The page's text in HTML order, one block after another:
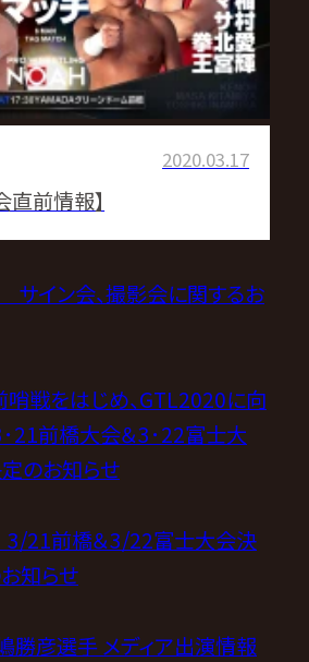
2020.03.17
直前情報】
サイン会、撮影会に関するお
哨戦をはじめ、GTL2020に向
･21前橋大会＆3･22富士大
のお知らせ
21前橋＆3/22富士大会決
知らせ
嶋勝彦選手 メディア出演情報